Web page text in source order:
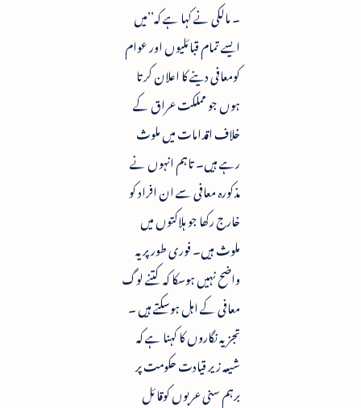
۔ مالکی نے کہا ہے کہ’’میں
ایسے تمام قبائلیوں اور عوام
کومعافی دینے کا اعلان کرتا
ہوں جو مملکت عراق کے
خلاف اقدامات میں ملوث
رہے ہیں۔ تاہم انہوں نے
مذکورہ معافی سے ان افراد کو
خارج رکھا جو ہلاکتوں میں
ملوث ہیں۔ فوری طور پر یہ
واضح نہیں ہوسکا کہ کتنے لوگ
معافی کے اہل ہوسکتے ہیں ۔
تجزیہ نگاروں کا کہنا ہے کہ
شیعہ زیر قیادت حکومت پر
برہم سنی عربوں کوقائل